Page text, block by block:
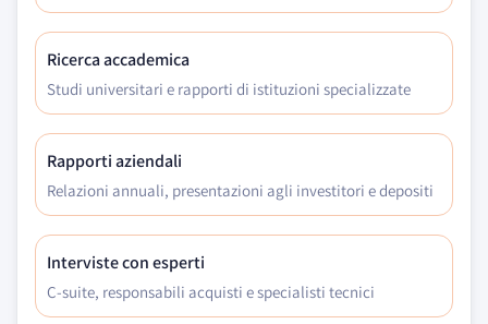
Ricerca accademica
Studi universitari e rapporti di istituzioni specializzate
Rapporti aziendali
Relazioni annuali, presentazioni agli investitori e depositi
Interviste con esperti
C-suite, responsabili acquisti e specialisti tecnici